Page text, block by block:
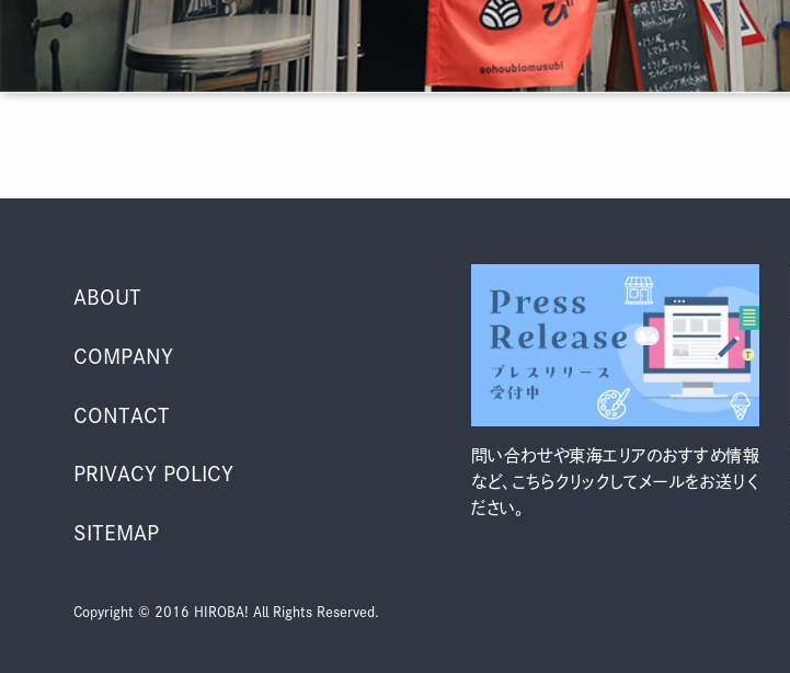
ABOUT
COMPANY
CONTACT
PRIVACY POLICY
SITEMAP
問い合わせや東海エリアのおすすめ情報
など、こちらクリックしてメールをお送りく
ださい。
Copyright © 2016 HIROBA! All Rights Reserved.